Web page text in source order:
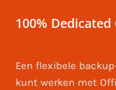
100% Dedicated
Een flexibele
kunt werken met